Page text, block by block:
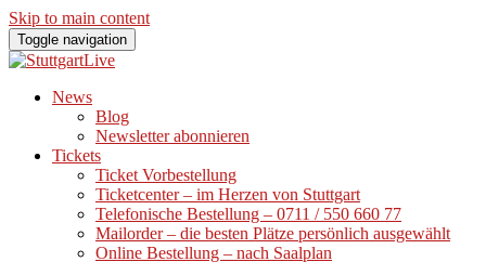
Skip to main content
Toggle navigation
News
Blog
Newsletter abonnieren
Tickets
Ticket Vorbestellung
Ticketcenter – im Herzen von Stuttgart
Telefonische Bestellung – 0711 / 550 660 77
Mailorder – die besten Plätze persönlich ausgewählt
Online Bestellung – nach Saalplan